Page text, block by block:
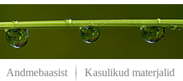
Andmebaasist Kasulikud materjalid